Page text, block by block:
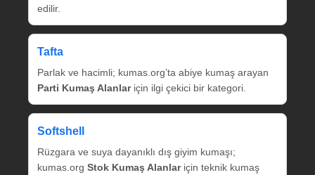
edilir.
Tafta
Parlak ve hacimli; kumas.org’ta abiye kumaş arayan
Parti Kumaş Alanlariçin ilgi çekici bir kategori.
Softshell
Rüzgara ve suya dayanıklı dış giyim kumaşı;
kumas.org Stok Kumaş Alanlariçin teknik kumaş